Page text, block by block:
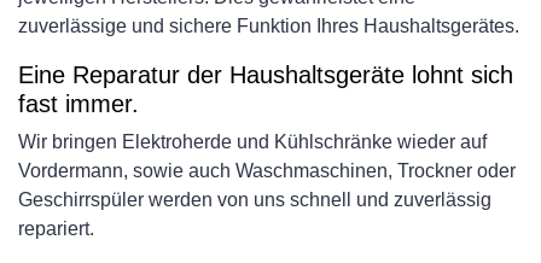
zuverlässige und sichere Funktion Ihres Haushaltsgerätes.
Eine Reparatur der Haushaltsgeräte lohnt sich
fast immer.
Wir bringen Elektroherde und Kühlschränke wieder auf
Vordermann, sowie auch Waschmaschinen, Trockner oder
Geschirrspüler werden von uns schnell und zuverlässig
repariert.